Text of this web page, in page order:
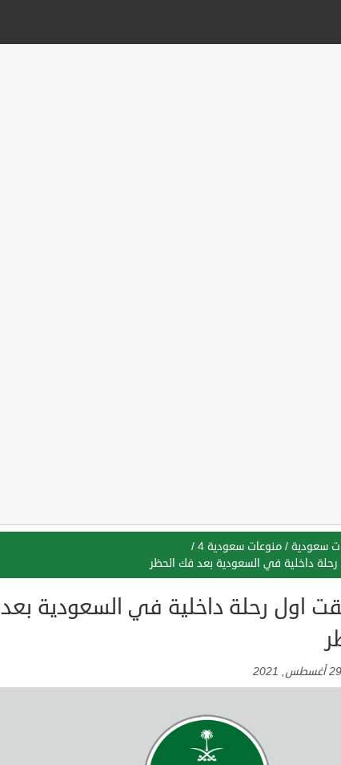
سعودية / منوعات سعودية 4
/
رحلة داخلية في السعودية بعد فك الحظر
اول رحلة داخلية في السعودية بعد
29 أغسطس, 2021